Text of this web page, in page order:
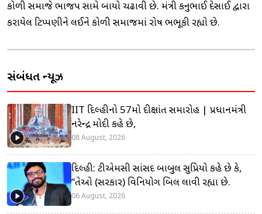
કોળી સમાજે ભાજપ સામે બાયો ચઢાવી છે. મંત્રી કનુભાઈ દેસાઈ દ્વારા
કરાયેલ ટિપ્પણીને લઈને કોળી સમાજમાં રોષ ભભૂકી રહ્યો છે.
સંબંધિત ન્યૂઝ
IIT દિલ્હીનો 57મો દીક્ષાંત સમારોહ | પ્રધાનમંત્રી
નરેન્દ્ર મોદી કહે છે,
08 August, 2026
દિલ્હી: ટીએમસી સાંસદ બાબુલ સુપ્રિયો કહે છે કે,
“તેઓ (સરકાર) વિનિયોગ બિલ લાવી રહ્યા છે.
06 August, 2026